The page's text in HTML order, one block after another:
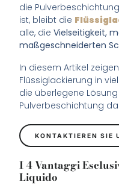
die
ist, bleibt die
alle, dieVielseitigkeit,
maßgeschneiderten
In diesem Artikel
Flüssiglackierung in
die überlegene
Pulverbeschichtung
KONTAKTIEREN SIE
I 4 Vantaggi
Liquido